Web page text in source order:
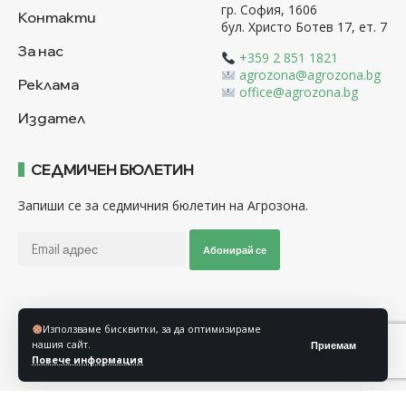
Използваме бисквитки, за да оптимизираме
нашия сайт.
Повече информация
Приемам
Контакти
За нас
Реклама
Издател
гр. София, 1606
бул. Христо Ботев 17, ет. 7
+359 2 851 1821
agrozona@agrozona.bg
office@agrozona.bg
СЕДМИЧЕН БЮЛЕТИН
Запиши се за седмичния бюлетин на Агрозона.
Абонирай се
Последвайте ни